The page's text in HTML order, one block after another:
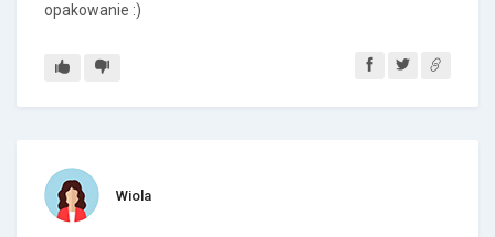
opakowanie :)
Wiola